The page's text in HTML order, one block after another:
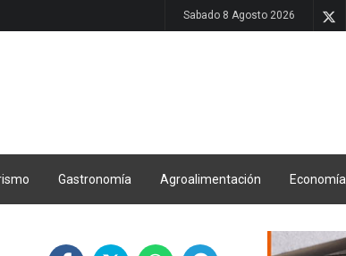
Sabado 8 Agosto 2026
Gastronomía Agroalimentación Economía